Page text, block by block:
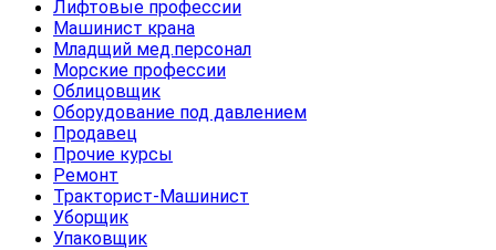
Лифтовые профессии
Машинист крана
Младщий мед.персонал
Морские профессии
Облицовщик
Оборудование под давлением
Продавец
Прочие курсы
Ремонт
Тракторист-Машинист
Уборщик
Упаковщик